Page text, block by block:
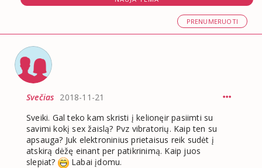
PRENUMERUOTI
Svečias 2018-11-21
Sveiki. Gal teko kam skristi į kelionęir pasiimti su
savimi kokį sex žaislą? Pvz vibratorių. Kaip ten su
apsauga? Juk elektroninius prietaisus reik sudėt į
atskirą dėžę einant per patikrinimą. Kaip juos
slepiat?
Labai įdomu.